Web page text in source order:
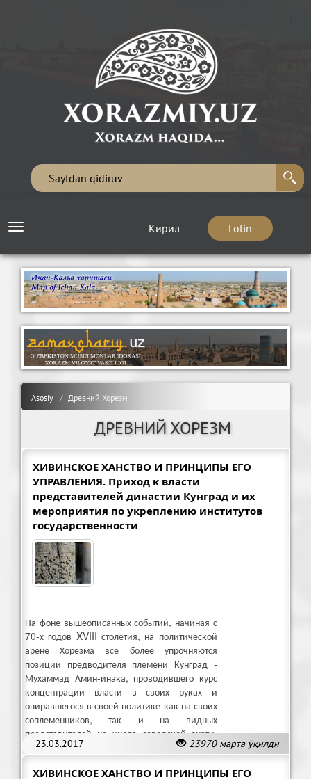
Кирил Lotin
Toggle
Asosiy Древний Хорезм
ДРЕВНИЙ ХОРЕЗМ
ХИВИНСКОЕ ХАНСТВО И ПРИНЦИПЫ ЕГО
УПРАВЛЕНИЯ. Приход к власти
представителей династии Кунград и их
мероприятия по укреплению институтов
государственности
23.03.2017 23970 марта ўқилди
На фоне вышеописанных событий, начиная с
70-х годов XVIII столетия, на политической
арене Хорезма все более упрочняются
позиции предводителя племени Кунград -
Мухаммад Амин-инака, проводившего курс
концентрации власти в своих руках и
опиравшегося в своей политике как на своих
соплеменников, так и на видных
представителей из числа городской знати,
земельной аристократии и торговцев.
ХИВИНСКОЕ ХАНСТВО И ПРИНЦИПЫ ЕГО